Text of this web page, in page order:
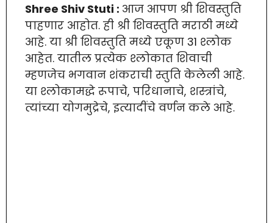
Shree Shiv Stuti : आज आपण श्री शिवस्तुति
पाहणार आहोत. ही श्री शिवस्तुति मराठी मध्ये
आहे. या श्री शिवस्तुति मध्ये एकूण 31 श्लोक
आहेत. यातील प्रत्येक श्लोकात शिवाची
म्हणजेच भगवान शंकराची स्तुति केलेली आहे.
या श्लोकामद्धे रूपाचे, परिधानाचे, शस्त्रांचे,
त्यांच्या योगमुद्रेचे, इत्यादींचे वर्णन कले आहे.